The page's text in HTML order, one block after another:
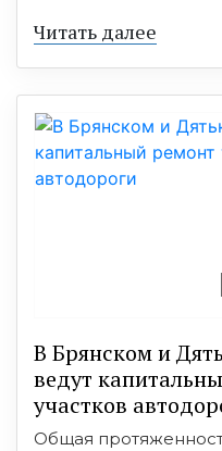
Читать далее
В Брянском и
ведут
участков
Общая